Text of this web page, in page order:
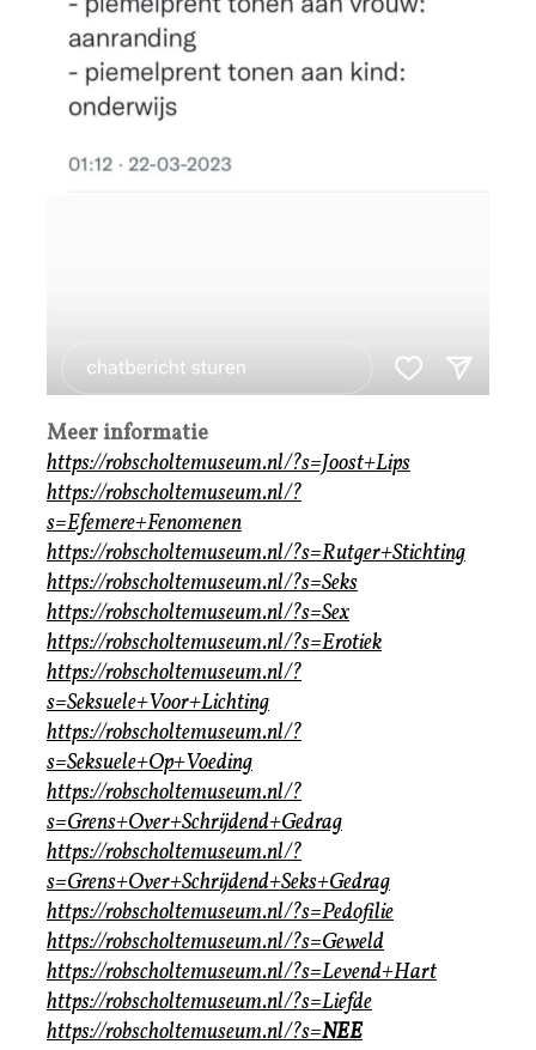
Meer informatie
https://robscholtemuseum.nl/?s=Joost+Lips
https://robscholtemuseum.nl/?
s=Efemere+Fenomenen
https://robscholtemuseum.nl/?s=Rutger+Stichting
https://robscholtemuseum.nl/?s=Seks
https://robscholtemuseum.nl/?s=Sex
https://robscholtemuseum.nl/?s=Erotiek
https://robscholtemuseum.nl/?
s=Seksuele+Voor+Lichting
https://robscholtemuseum.nl/?
s=Seksuele+Op+Voeding
https://robscholtemuseum.nl/?
s=Grens+Over+Schrijdend+Gedrag
https://robscholtemuseum.nl/?
s=Grens+Over+Schrijdend+Seks+Gedrag
https://robscholtemuseum.nl/?s=Pedofilie
https://robscholtemuseum.nl/?s=Geweld
https://robscholtemuseum.nl/?s=Levend+Hart
https://robscholtemuseum.nl/?s=Liefde
https://robscholtemuseum.nl/?s=NEE